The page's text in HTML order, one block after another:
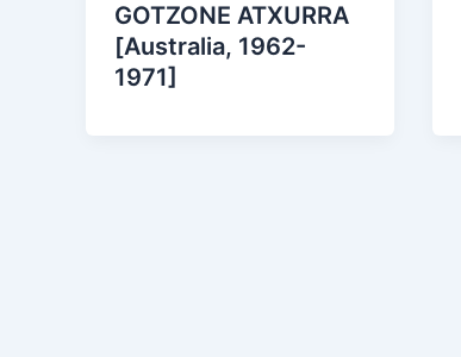
GOTZONE ATXURRA
[Australia, 1962-
1971]